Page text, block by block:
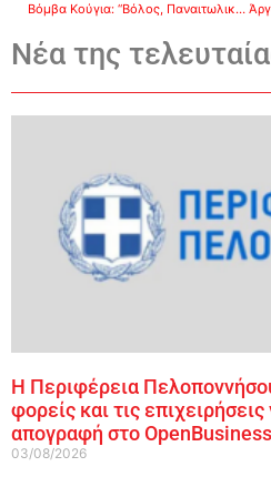
Βόμβα Κούγια: “Βόλος, Παναιτωλικός και ΠΑΣ ανήκουν στον ΠΑΟΚ”
Νέα της
Η Περιφέρεια
φορείς και τις
απογραφή στο OpenBusiness
03/08/2026